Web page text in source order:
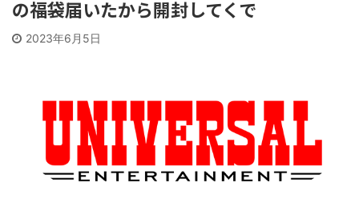
の福袋届いたから開封してくで
2023年6月5日